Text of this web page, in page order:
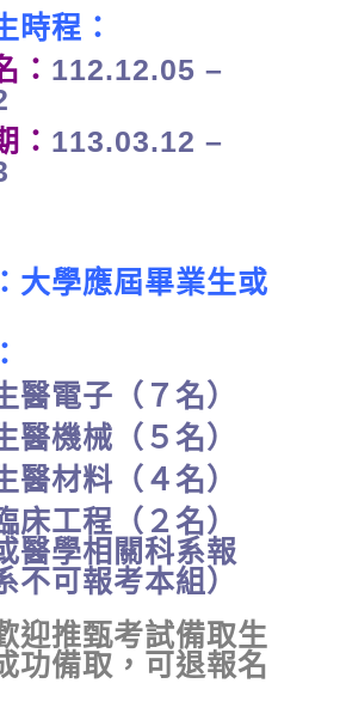
時程：
： 112.12.05 –
： 113.03.12 –
大學應屆畢業生或
電子（７名）
機械（５名）
材料（４名）
工程（２名）
醫學相關科系報
不可報考本組）
迎推甄考試備取生
功備取，可退報名